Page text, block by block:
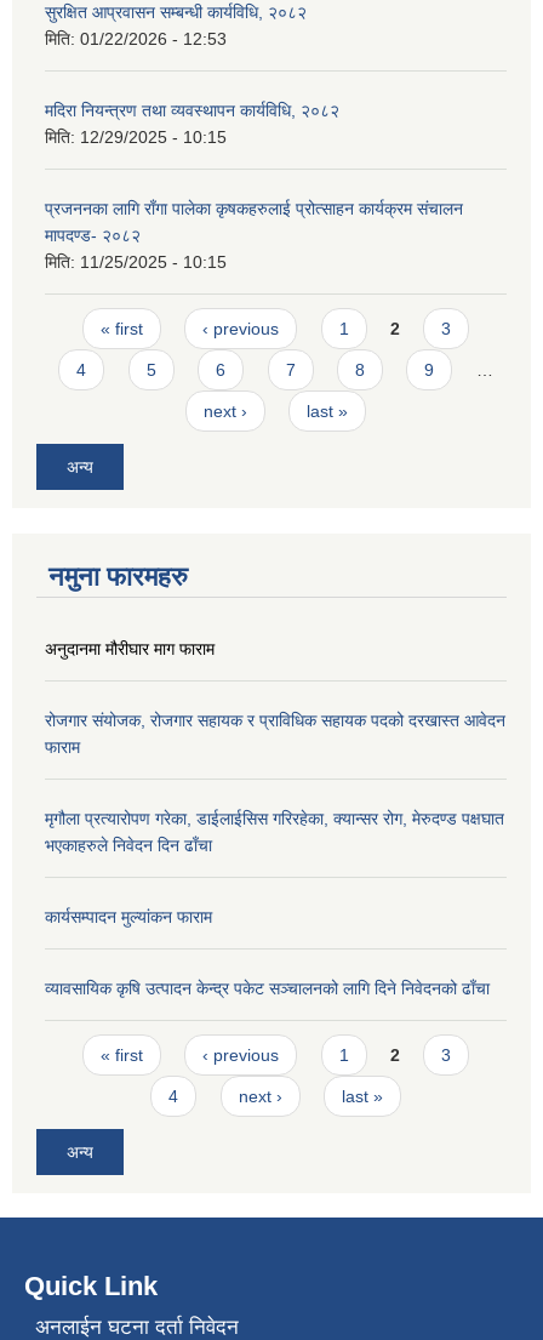
सुरक्षित आप्रवासन सम्बन्धी कार्यविधि, २०८२
मिति: 01/22/2026 - 12:53
मदिरा नियन्त्रण तथा व्यवस्थापन कार्यविधि, २०८२
मिति: 12/29/2025 - 10:15
प्रजननका लागि राँगा पालेका कृषकहरुलाई प्रोत्साहन कार्यक्रम संचालन
मापदण्ड- २०८२
मिति: 11/25/2025 - 10:15
Pages
« first ‹ previous 1 2 3
4 5 6 7 8 9
next › last »
अन्य
नमुना फारमहरु
अनुदानमा मौरीघार माग फाराम
रोजगार संयोजक, रोजगार सहायक र प्राविधिक सहायक पदको दरखास्त आवेदन
फाराम
मृगौला प्रत्यारोपण गरेका, डाईलाईसिस गरिरहेका, क्यान्सर रोग, मेरुदण्ड पक्षघात
भएकाहरुले निवेदन दिन ढाँचा
कार्यसम्पादन मुल्यांकन फाराम
व्यावसायिक कृषि उत्पादन केन्द्र पकेट सञ्चालनको लागि दिने निवेदनको ढाँचा
Pages
« first ‹ previous 1 2 3
4 next › last »
अन्य
Quick Link
अनलाईन घटना दर्ता निवेदन